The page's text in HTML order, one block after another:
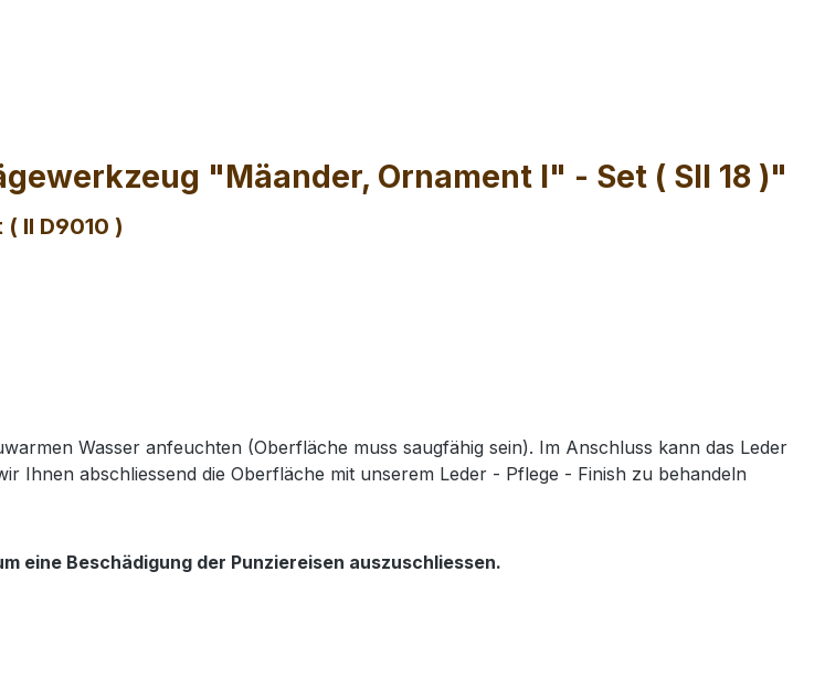
"Mäander, Ornament I" - Set ( SII 18 )"
II D9010 )
Wasser anfeuchten (Oberfläche muss saugfähig sein). Im Anschluss kann das Leder
Ihnen abschliessend die Oberfläche mit unserem Leder - Pflege - Finish zu behandeln
eine Beschädigung der Punziereisen auszuschliessen.